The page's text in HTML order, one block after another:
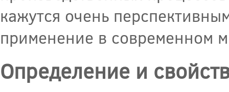
кажутся очень
применение в современном
Определение и